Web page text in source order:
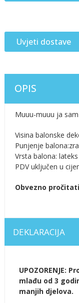
Uvjeti dostave
OPIS
Muuu-muuu ja
Visina balonske
Punjenje
Vrsta balona:
PDV uključen u
Obvezno
DEKLARACIJA
UPOZORENJE:
mlađu od 3
manjih djelova.